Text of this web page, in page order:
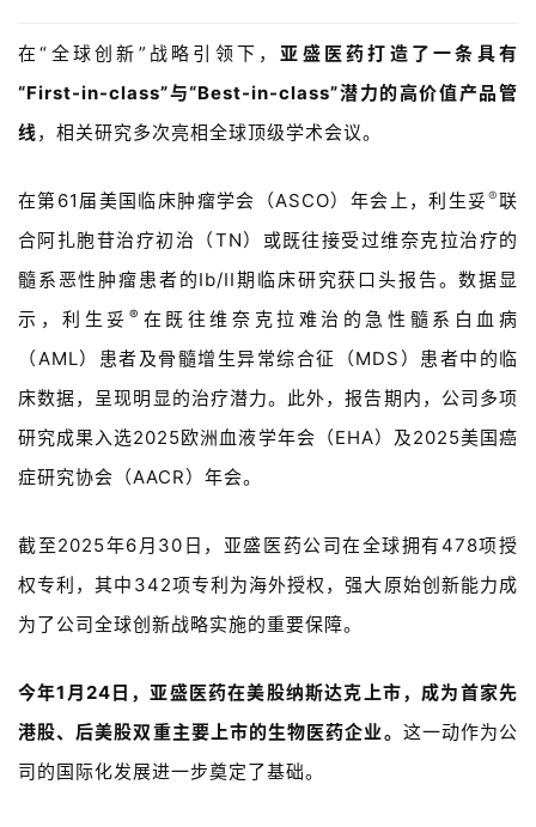
在“全球创新”战略引领下，亚盛医药打造了一条具有
“First-in-class”与“Best-in-class”潜力的高价值产品管
线，相关研究多次亮相全球顶级学术会议。
在第61届美国临床肿瘤学会（ASCO）年会上，利生妥®联
合阿扎胞苷治疗初治（TN）或既往接受过维奈克拉治疗的
髓系恶性肿瘤患者的Ib/II期临床研究获口头报告。数据显
示，利生妥 ® 在既往维奈克拉难治的急性髓系白血病
（AML）患者及骨髓增生异常综合征（MDS）患者中的临
床数据，呈现明显的治疗潜力。此外，报告期内，公司多项
研究成果入选2025欧洲血液学年会（EHA）及2025美国癌
症研究协会（AACR）年会。
截至2025年6月30日，亚盛医药公司在全球拥有478项授
权专利，其中342项专利为海外授权，强大原始创新能力成
为了公司全球创新战略实施的重要保障。
今年1月24日，亚盛医药在美股纳斯达克上市，成为首家先
港股、后美股双重主要上市的生物医药企业。 这一动作为公
司的国际化发展进一步奠定了基础。